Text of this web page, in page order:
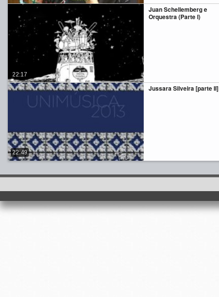
Juan Schellemberg e
Orquestra (Parte I)
22:17
Jussara Silveira [parte II]
22:49